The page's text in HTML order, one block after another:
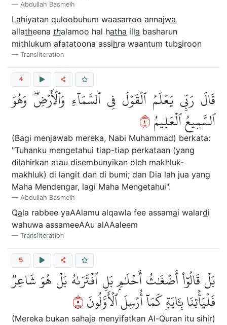
Abdullah Basmeih
Lahiyatan quloobuhum waasarroo annajwa
allatheena thalamoo hal hatha illa basharun
mithlukum afatatoona assihra waantum tubsiroon
Transliteration
4
قَالَ رَبِّي يَعۡلَمُ ٱلۡقَوۡلَ فِي ٱلسَّمَآءِ وَٱلۡأَرۡضِۖ وَهُوَ
ٱلسَّمِيعُ ٱلۡعَلِيمُ٤
(Bagi menjawab mereka, Nabi Muhammad) berkata:
"Tuhanku mengetahui tiap-tiap perkataan (yang
dilahirkan atau disembunyikan oleh makhluk-
makhluk) di langit dan di bumi; dan Dia lah jua yang
Maha Mendengar, lagi Maha Mengetahui".
Abdullah Basmeih
Qala rabbee yaAAlamu alqawla fee assamai walardi
wahuwa assameeAAu alAAaleem
Transliteration
5
بَلۡ قَالُوٓاْ أَضۡغَٰثُ أَحۡلَٰمِۭ بَلِ ٱفۡتَرَىٰهُ بَلۡ هُوَ شَاعِرٞ
فَلۡيَأۡتِنَا بِـَٔايَةٖ كَمَآ أُرۡسِلَ ٱلۡأَوَّلُونَ٥
(Mereka bukan sahaja menyifatkan Al-Quran itu sihir)